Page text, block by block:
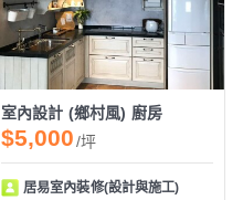
室內設計 (鄉村風) 廚房
$5,000/坪
居易室內裝修(設計與施工)